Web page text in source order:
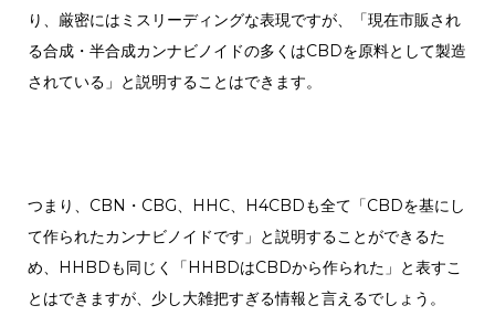
り、厳密にはミスリーディングな表現ですが、「現在市販され
る合成・半合成カンナビノイドの多くはCBDを原料として製造
されている」と説明することはできます。
つまり、CBN・CBG、HHC、H4CBDも全て「CBDを基にし
て作られたカンナビノイドです」と説明することができるた
め、HHBDも同じく「HHBDはCBDから作られた」と表すこ
とはできますが、少し大雑把すぎる情報と言えるでしょう。